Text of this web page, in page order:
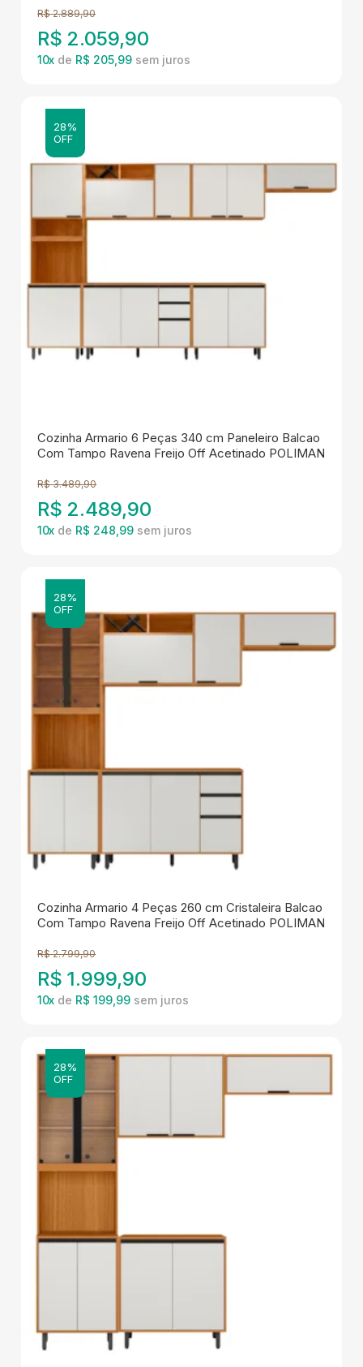
R$ 2.889,90
R$ 2.059,90
10x de R$ 205,99
28%
OFF
Cozinha Armario 6 Peças 340 cm Paneleiro Balcao
Com Tampo Ravena Freijo Off Acetinado POLIMAN
R$ 3.489,90
R$ 2.489,90
10x de R$ 248,99
28%
OFF
Cozinha Armario 4 Peças 260 cm Cristaleira Balcao
Com Tampo Ravena Freijo Off Acetinado POLIMAN
R$ 2.799,90
R$ 1.999,90
10x de R$ 199,99
28%
OFF